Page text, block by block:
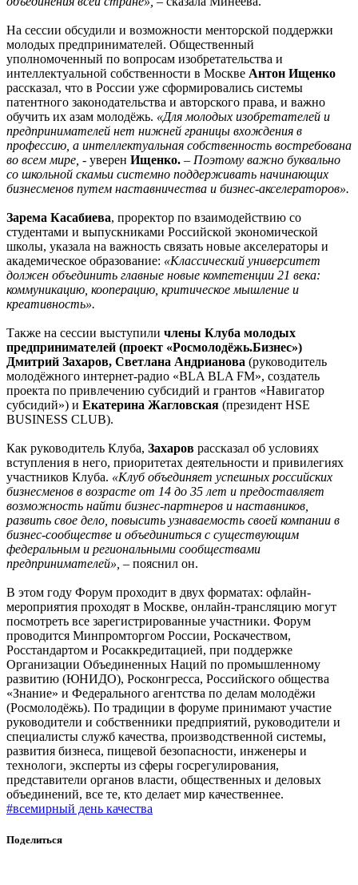
На сессии обсудили и возможности менторской поддержки
молодых предпринимателей. Общественный
уполномоченный по вопросам изобретательства и
интеллектуальной собственности в Москве Антон Ищенко
рассказал, что в России уже сформировались системы
патентного законодательства и авторского права, и важно
обучить их азам молодёжь. «Для молодых изобретателей и
предпринимателей нет нижней границы вхождения в
профессию, а интеллектуальная собственность востребована
во всем мире, - уверен Ищенко. – Поэтому важно буквально
со школьной скамьи системно поддерживать начинающих
бизнесменов путем наставничества и бизнес-акселераторов».
Зарема Касабиева, проректор по взаимодействию со
студентами и выпускниками Российской экономической
школы, указала на важность связать новые акселераторы и
академическое образование: «Классический университет
должен объединить главные новые компетенции 21 века:
коммуникацию, кооперацию, критическое мышление и
креативность».
Также на сессии выступили члены Клуба молодых
предпринимателей (проект «Росмолодёжь.Бизнес»)
Дмитрий Захаров, Светлана Андрианова (руководитель
молодёжного интернет-радио «BLA BLA FM», создатель
проекта по привлечению субсидий и грантов «Навигатор
субсидий») и Екатерина Жагловская (президент HSE
BUSINESS CLUB).
Как руководитель Клуба, Захаров рассказал об условиях
вступления в него, приоритетах деятельности и привилегиях
участников Клуба. «Клуб объединяет успешных российских
бизнесменов в возрасте от 14 до 35 лет и предоставляет
возможность найти бизнес-партнеров и наставников,
развить свое дело, повысить узнаваемость своей компании в
бизнес-сообществе и объединиться с существующим
федеральным и региональными сообществами
предпринимателей», – пояснил он.
В этом году Форум проходит в двух форматах: офлайн-
мероприятия проходят в Москве, онлайн-трансляцию могут
посмотреть все зарегистрированные участники. Форум
проводится Минпромторгом России, Роскачеством,
Росстандартом и Росаккредитацией, при поддержке
Организации Объединенных Наций по промышленному
развитию (ЮНИДО), Росконгресса, Российского общества
«Знание» и Федерального агентства по делам молодёжи
(Росмолодёжь). По традиции в форуме принимают участие
руководители и собственники предприятий, руководители и
специалисты служб качества, производственной системы,
развития бизнеса, пищевой безопасности, инженеры и
технологи, эксперты из сферы госрегулирования,
представители органов власти, общественных и деловых
объединений, все те, кто делает мир качественнее.
#всемирный день качества
Поделиться